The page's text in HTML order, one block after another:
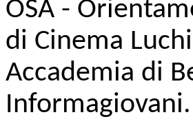
OSA -
di Cinema
Accademia di